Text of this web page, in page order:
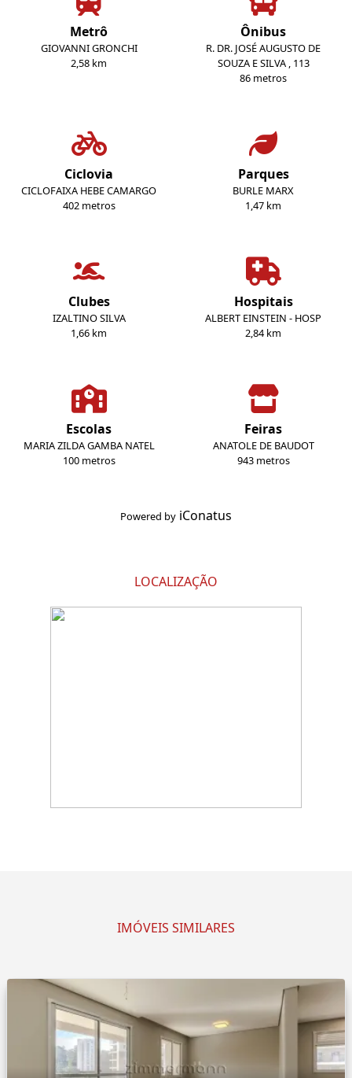
Metrô
GIOVANNI GRONCHI
2,58 km
Ônibus
R. DR. JOSÉ AUGUSTO DE
SOUZA E SILVA , 113
86 metros
Ciclovia
CICLOFAIXA HEBE CAMARGO
402 metros
Parques
BURLE MARX
1,47 km
Clubes
IZALTINO SILVA
1,66 km
Hospitais
ALBERT EINSTEIN - HOSP
2,84 km
Escolas
MARIA ZILDA GAMBA NATEL
100 metros
Feiras
ANATOLE DE BAUDOT
943 metros
Powered by iConatus
LOCALIZAÇÃO
IMÓVEIS SIMILARES